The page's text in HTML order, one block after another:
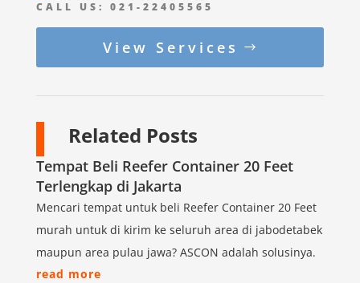
CALL US: 021-22405565
View Services
Related Posts
Tempat Beli Reefer Container 20 Feet
Terlengkap di Jakarta
Mencari tempat untuk beli Reefer Container 20 Feet
murah untuk di kirim ke seluruh area di jabodetabek
maupun area pulau jawa? ASCON adalah solusinya.
read more